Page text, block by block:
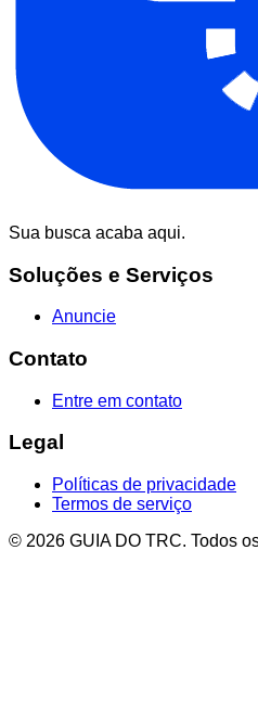
Sua busca acaba aqui.
Soluções e Serviços
Anuncie
Contato
Entre em contato
Legal
Políticas de privacidade
Termos de serviço
© 2026 GUIA DO TRC. Todos